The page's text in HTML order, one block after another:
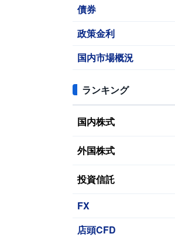
債券
政策金利
国内市場概況
ランキング
国内株式
外国株式
投資信託
FX
店頭CFD